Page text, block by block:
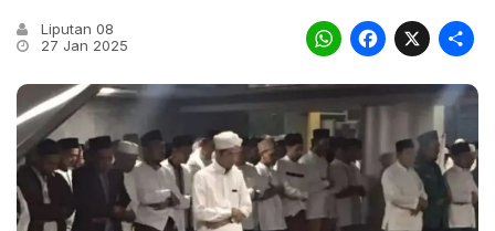
Liputan 08
27 Jan 2025
X